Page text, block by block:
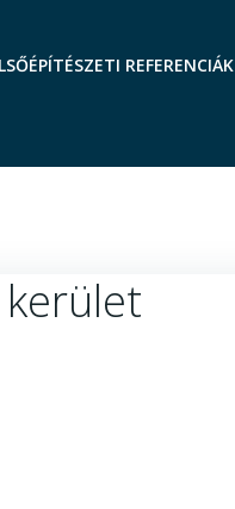
REFERENCIÁK
kerület